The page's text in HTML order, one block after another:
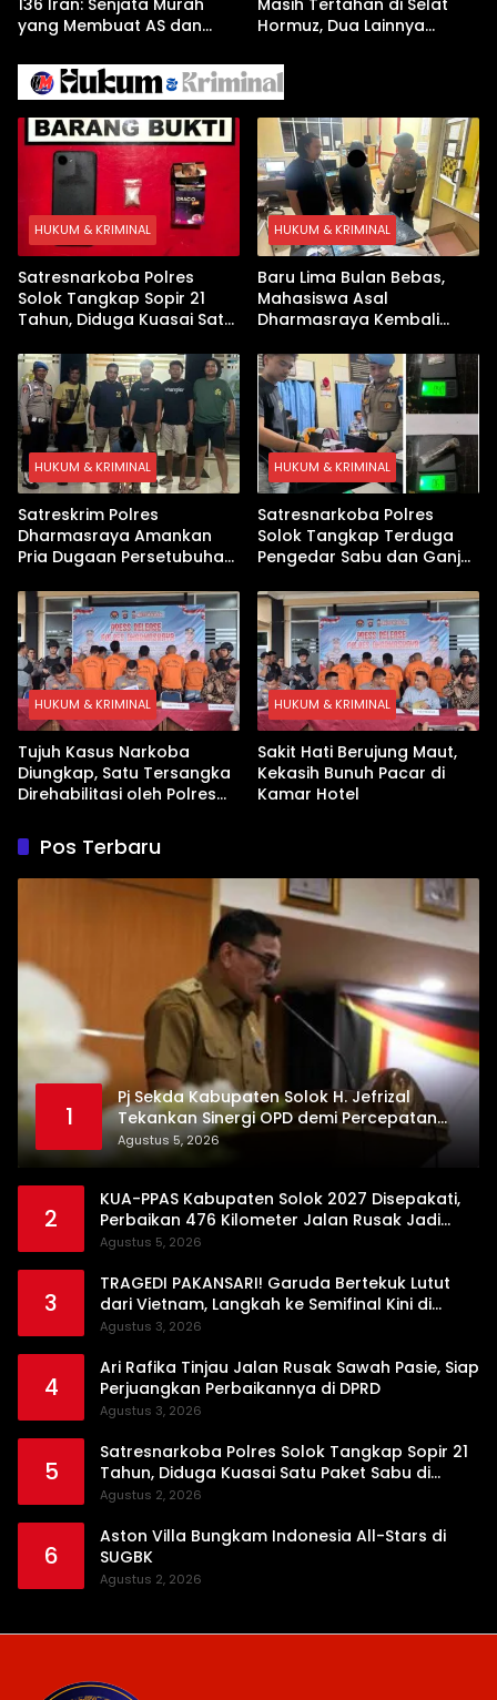
yang Membuat AS dan
Arab
Hormuz, Dua Lainnya
HUKUM & KRIMINAL
Satresnarkoba Polres
Solok Tangkap Sopir 21
Tahun, Diduga Kuasai Satu
HUKUM & KRIMINAL
Baru Lima Bulan Bebas,
Mahasiswa Asal
Dharmasraya Kembali
HUKUM & KRIMINAL
Satreskrim Polres
Dharmasraya Amankan
Pria Dugaan Persetubuhan
HUKUM & KRIMINAL
Satresnarkoba Polres
Solok Tangkap Terduga
Pengedar Sabu dan Ganja
HUKUM & KRIMINAL
Tujuh Kasus Narkoba
Diungkap, Satu Tersangka
Direhabilitasi oleh Polres
HUKUM & KRIMINAL
Sakit Hati Berujung Maut,
Kekasih Bunuh Pacar di
Kamar Hotel
Pos Terbaru
1
Pj Sekda Kabupaten Solok H. Jefrizal
Tekankan Sinergi OPD demi Percepatan
Pembangunan Daerah
Agustus 5, 2026
2
KUA-PPAS Kabupaten Solok 2027 Disepakati,
Perbaikan 476 Kilometer Jalan Rusak Jadi
Prioritas
Agustus 5, 2026
3
TRAGEDI PAKANSARI! Garuda Bertekuk Lutut
dari Vietnam, Langkah ke Semifinal Kini di
Ujung Tanduk
Agustus 3, 2026
4
Ari Rafika Tinjau Jalan Rusak Sawah Pasie, Siap
Perjuangkan Perbaikannya di DPRD
Agustus 3, 2026
5
Satresnarkoba Polres Solok Tangkap Sopir 21
Tahun, Diduga Kuasai Satu Paket Sabu di
Kubung
Agustus 2, 2026
6
Aston Villa Bungkam Indonesia All-Stars di
SUGBK
Agustus 2, 2026